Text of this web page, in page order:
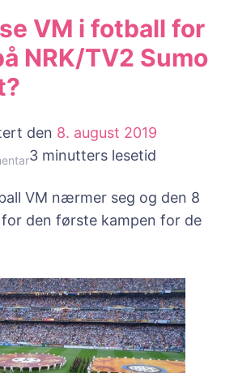
VM i fotball for
NRK/TV2 Sumo
den 8. august 2019
til
se
VM
for
kvinner
på
NRK/TV2
3 minutters lesetid
VM nærmer seg og den 8
den første kampen for de